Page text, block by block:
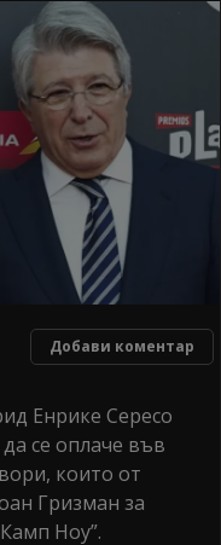
Добави коментар
Енрике Сересо
се оплаче във
които от
Гризман за
Ноу”.